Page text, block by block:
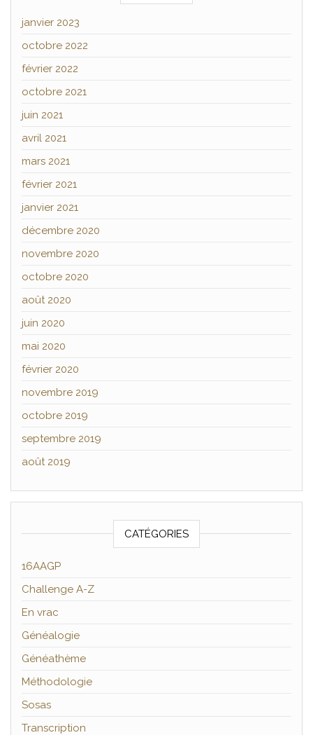
janvier 2023
octobre 2022
février 2022
octobre 2021
juin 2021
avril 2021
mars 2021
février 2021
janvier 2021
décembre 2020
novembre 2020
octobre 2020
août 2020
juin 2020
mai 2020
février 2020
novembre 2019
octobre 2019
septembre 2019
août 2019
CATÉGORIES
16AAGP
Challenge A-Z
En vrac
Généalogie
Généathème
Méthodologie
Sosas
Transcription